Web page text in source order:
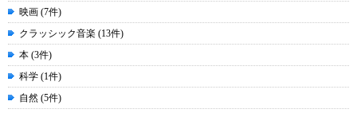
映画 (7件)
クラッシック音楽 (13件)
本 (3件)
科学 (1件)
自然 (5件)